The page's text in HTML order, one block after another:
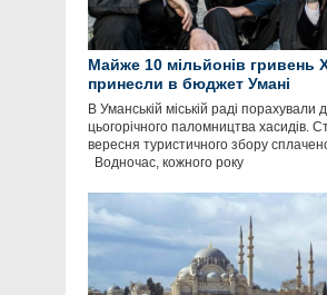
Майже 10 мільйонів гривень
принесли в бюджет Умані
В Уманській міській раді порахували
цьогорічного паломництва хасидів.
вересня туристичного збору
Водночас, кожного року